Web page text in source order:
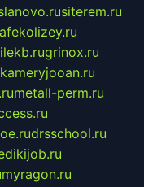
siterem.ru
grinox.ru
kameryjooan.ru
metall-perm.ru
drsschool.ru
myragon.ru